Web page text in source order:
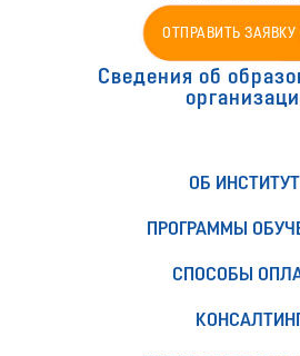
ОТПРАВИТЬ ЗАЯВКУ
Сведения об
ОБ
ПРОГРАММЫ
СПОСОБЫ